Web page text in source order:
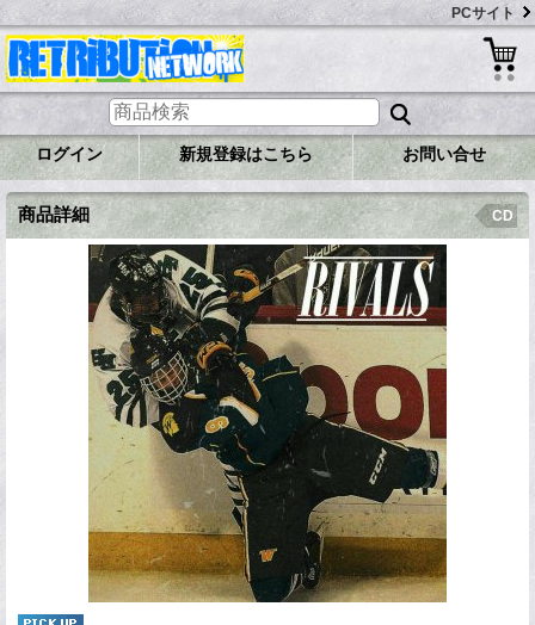
PCサイト
ログイン 新規登録はこちら お問い合せ
商品詳細 CD